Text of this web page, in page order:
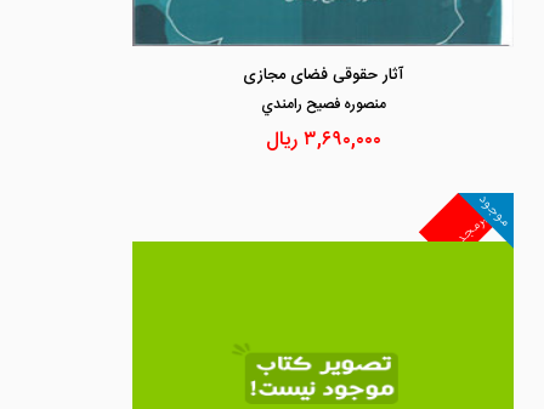
آثار حقوقی فضای مجازی
منصوره فصيح رامندي
۳,۶۹۰,۰۰۰ریال
غیرمجد
موجود